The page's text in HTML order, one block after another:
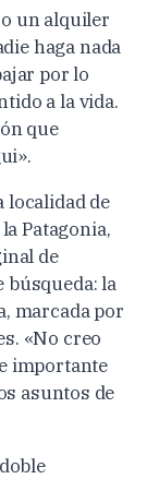
un alquiler
haga nada
por lo
a la vida.
que
localidad de
Patagonia,
de
la
marcada por
«No creo
importante
asuntos de